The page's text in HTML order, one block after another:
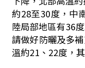
約28至30度，中
陸局部地區有36
請做好防曬及多
溫約21、22度，